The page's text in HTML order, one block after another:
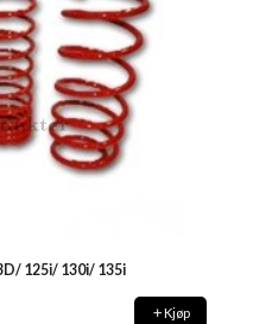
125i/ 130i/ 135i
Kjøp